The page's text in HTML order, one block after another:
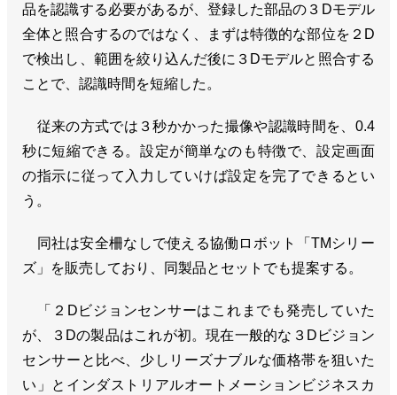
品を認識する必要があるが、登録した部品の３Dモデル
全体と照合するのではなく、まずは特徴的な部位を２D
で検出し、範囲を絞り込んだ後に３Dモデルと照合する
ことで、認識時間を短縮した。
従来の方式では３秒かかった撮像や認識時間を、0.4
秒に短縮できる。設定が簡単なのも特徴で、設定画面
の指示に従って入力していけば設定を完了できるとい
う。
同社は安全柵なしで使える協働ロボット「TMシリー
ズ」を販売しており、同製品とセットでも提案する。
「２Dビジョンセンサーはこれまでも発売していた
が、３Dの製品はこれが初。現在一般的な３Dビジョン
センサーと比べ、少しリーズナブルな価格帯を狙いた
い」とインダストリアルオートメーションビジネスカ